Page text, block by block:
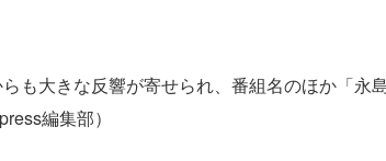
も大きな反響が寄せられ、番組名のほか「永
編集部）